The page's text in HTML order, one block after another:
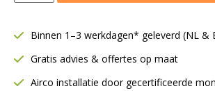
mm
aantal
Binnen 1–3 werkdagen* geleverd (NL &
Gratis advies & offertes op maat
Airco installatie door gecertificeerde